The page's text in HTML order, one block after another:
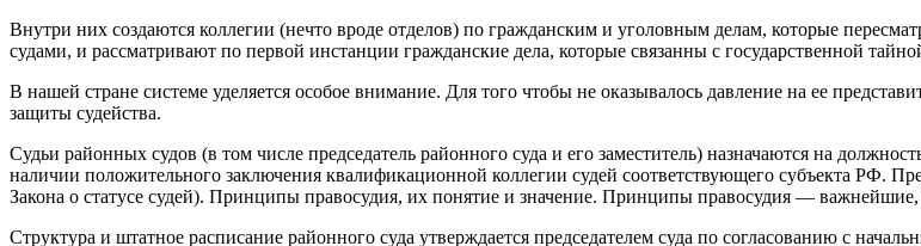
Внутри них создаются коллегии (нечто вроде отделов) по гражданским и уголовным делам, которые
судами, и рассматривают по первой инстанции гражданские дела, которые связанны с государственной
В нашей стране системе уделяется особое внимание. Для того чтобы не оказывалось давление на ее
защиты судейства.
Судьи районных судов (в том числе председатель районного суда и его заместитель) назначаются на
наличии положительного заключения квалификационной коллегии судей соответствующего субъекта РФ.
Закона о статусе судей). Принципы правосудия, их понятие и значение. Принципы правосудия —
Структура и штатное расписание районного суда утверждается председателем суда по согласованию с